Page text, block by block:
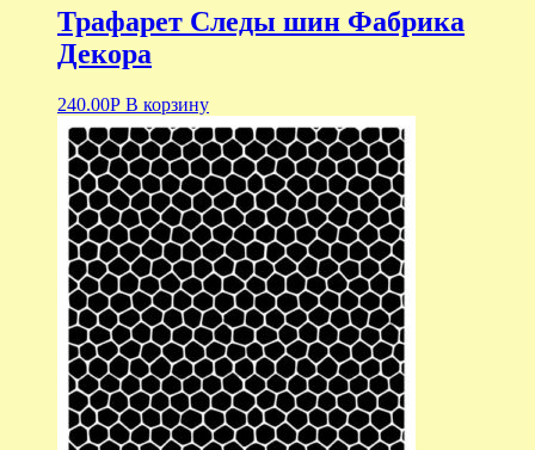
Трафарет Следы шин Фабрика
Декора
240.00Р В корзину